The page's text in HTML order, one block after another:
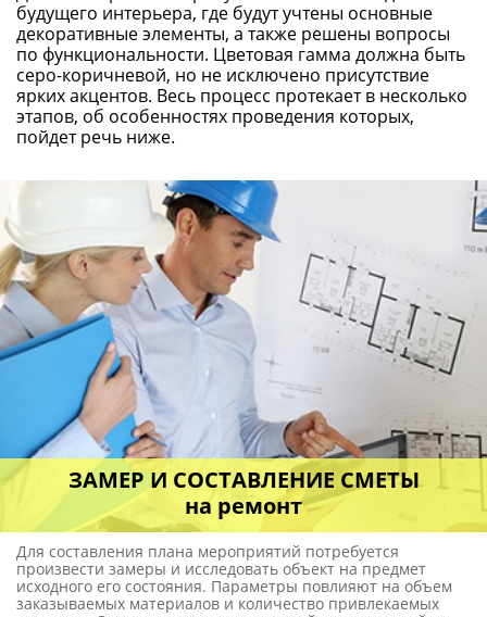
ЗАМЕР И СОСТАВЛЕНИЕ СМЕТЫ
на ремонт
Для составления плана мероприятий потребуется
произвести замеры и исследовать объект на предмет
заказываемых материалов и количество привлекаемых
мастеров. Смета составляется с полной детализацией по
всем аспектам, а, в дальнейшем, утверждается заказчиком.
ДИЗАЙН-ПРОЕКТ
и выбор материалов